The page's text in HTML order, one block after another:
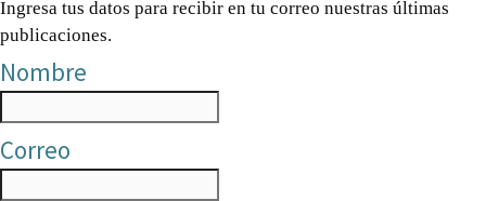
Ingresa tus datos para recibir en tu correo nuestras últimas
publicaciones.
Nombre
Correo